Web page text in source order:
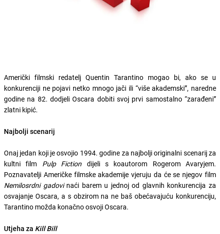
Američki filmski redatelj Quentin Tarantino mogao bi, ako se u
konkurenciji ne pojavi netko mnogo jači ili “više akademski”, naredne
godine na 82. dodjeli Oscara dobiti svoj prvi samostalno “zarađeni”
zlatni kipić.
Najbolji scenarij
Onaj jedan koji je osvojio 1994. godine za najbolji originalni scenarij za
kultni film Pulp Fiction dijeli s koautorom Rogerom Avaryjem.
Poznavatelji Američke filmske akademije vjeruju da će se njegov film
Nemilosrdni gadovinaći barem u jednoj od glavnih konkurencija za
osvajanje Oscara, a s obzirom na ne baš obećavajuću konkurenciju,
Tarantino možda konačno osvoji Oscara.
Utjeha za Kill Bill